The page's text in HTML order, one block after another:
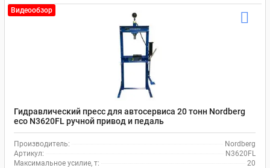
Видеообзор
Гидравлический пресс для автосервиса 20 тонн Nordberg
eco N3620FL ручной привод и педаль
Производитель:
Nordberg
Артикул:
N3620FL
Максимальное усилие, т:
20